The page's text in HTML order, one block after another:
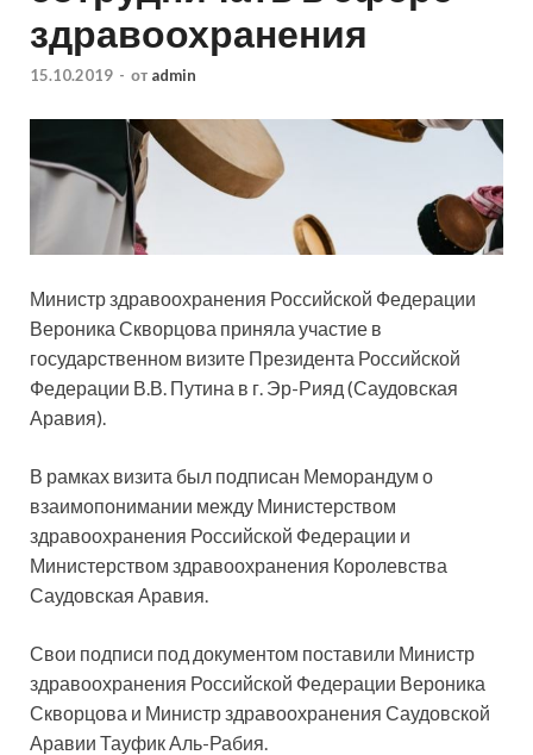
здравоохранения
15.10.2019 - от admin
Министр здравоохранения Российской Федерации
Вероника Скворцова приняла участие в
государственном визите Президента Российской
Федерации В.В. Путина в г. Эр-Рияд (Саудовская
Аравия).
В рамках визита был подписан Меморандум о
взаимопонимании между Министерством
здравоохранения Российской Федерации и
Министерством здравоохранения Королевства
Саудовская Аравия.
Свои подписи под документом поставили Министр
здравоохранения Российской Федерации Вероника
Скворцова и Министр здравоохранения Саудовской
Аравии Тауфик Аль-Рабия.